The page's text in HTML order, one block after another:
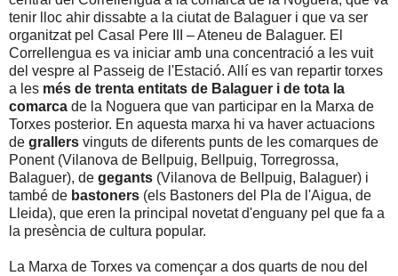
tenir lloc ahir dissabte a la ciutat de Balaguer i que va ser
organitzat pel Casal Pere III – Ateneu de Balaguer. El
Correllengua es va iniciar amb una concentració a les vuit
del vespre al Passeig de l'Estació. Allí es van repartir torxes
a les més de trenta entitats de Balaguer i de tota la
comarca de la Noguera que van participar en la Marxa de
Torxes posterior. En aquesta marxa hi va haver actuacions
de grallers vinguts de diferents punts de les comarques de
Ponent (Vilanova de Bellpuig, Bellpuig, Torregrossa,
Balaguer), de gegants (Vilanova de Bellpuig, Balaguer) i
també de bastoners (els Bastoners del Pla de l'Aigua, de
Lleida), que eren la principal novetat d'enguany pel que fa a
la presència de cultura popular.
La Marxa de Torxes va començar a dos quarts de nou del